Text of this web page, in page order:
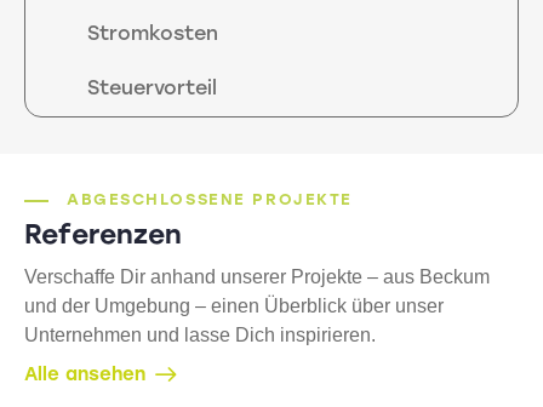
Stromkosten
Steuervorteil
ABGESCHLOSSENE PROJEKTE
Referenzen
Verschaffe Dir anhand unserer Projekte – aus Beckum
und der Umgebung – einen Überblick über unser
Unternehmen und lasse Dich inspirieren.
Alle ansehen